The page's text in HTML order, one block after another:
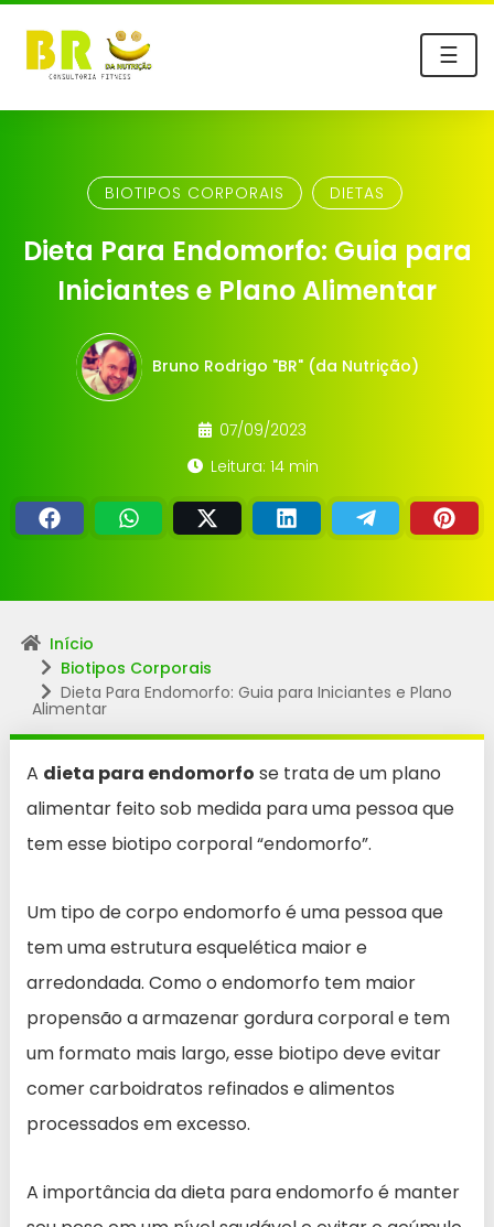
☰
BIOTIPOS CORPORAIS DIETAS
Dieta Para Endomorfo: Guia para
Iniciantes e Plano Alimentar
Bruno Rodrigo "BR" (da Nutrição)
07/09/2023
Leitura: 14 min
Início
Biotipos Corporais
Dieta Para Endomorfo: Guia para Iniciantes e Plano
Alimentar
A dieta para endomorfo se trata de um plano
alimentar feito sob medida para uma pessoa que
tem esse biotipo corporal “endomorfo”.
Um tipo de corpo endomorfo é uma pessoa que
tem uma estrutura esquelética maior e
arredondada. Como o endomorfo tem maior
propensão a armazenar gordura corporal e tem
um formato mais largo, esse biotipo deve evitar
comer carboidratos refinados e alimentos
processados em excesso.
A importância da dieta para endomorfo é manter